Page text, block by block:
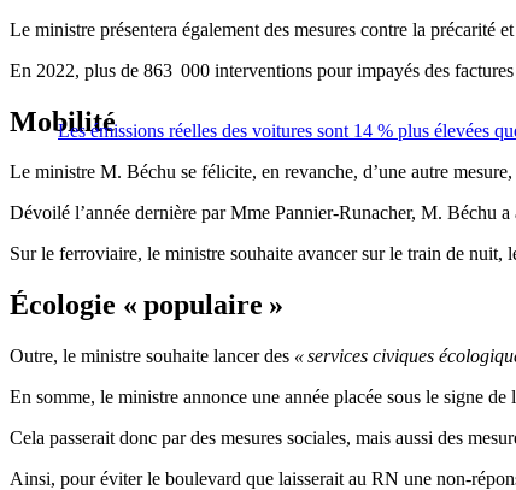
Le ministre présentera également des mesures contre la
En 2022, plus de 863 000 interventions pour impayés des
Les émissions réelles des voitures sont 14 % plus élevées
Mobilité
Le ministre M. Béchu se félicite, en revanche, d’une autre
Dévoilé l’année dernière par Mme Pannier-Runacher, M. Béchu
Sur le ferroviaire, le ministre souhaite avancer sur le train de
Écologie « populaire »
Outre, le ministre souhaite lancer des « services civiques
En somme, le ministre annonce une année placée sous le signe de
Cela passerait donc par des mesures sociales, mais aussi des
Ainsi, pour éviter le boulevard que laisserait au RN une non-